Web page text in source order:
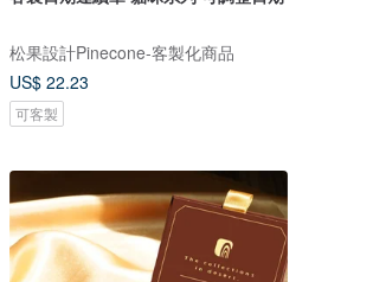
松果設計Pinecone-客製化商品
US$ 22.23
可客製